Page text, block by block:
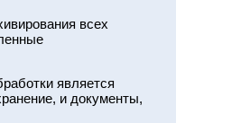
всех
является
и документы,